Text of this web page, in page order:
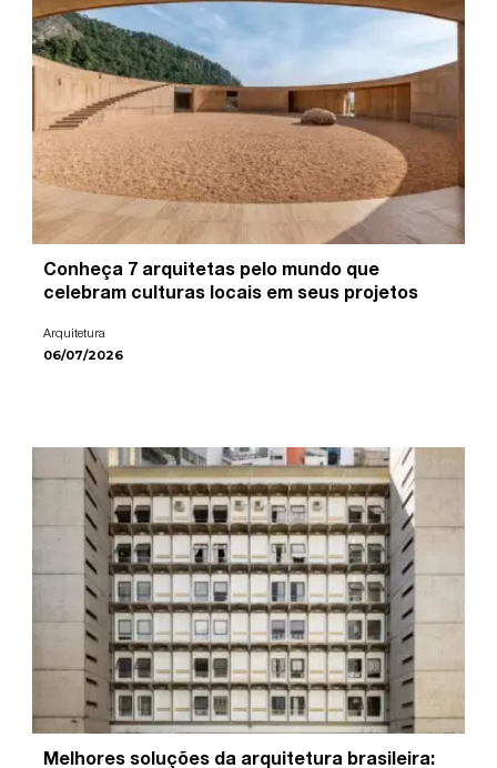
Conheça 7 arquitetas pelo mundo que
celebram culturas locais em seus projetos
Arquitetura
06/07/2026
Melhores soluções da arquitetura brasileira: